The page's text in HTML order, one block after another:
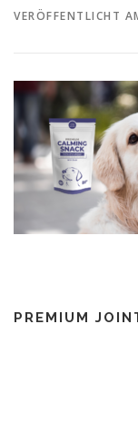
OHRENPFLEGE
VERÖFFENTLICHT
PREMIUM